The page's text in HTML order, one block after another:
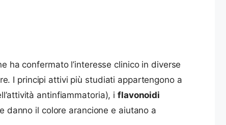
ha confermato l’interesse clinico in diverse
I principi attivi più studiati appartengono a
antinfiammatoria), iflavonoidi
danno il colore arancione e aiutano a